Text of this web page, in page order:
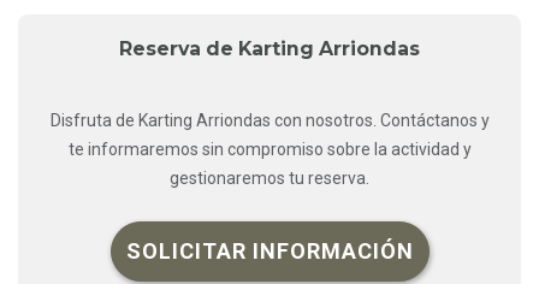
Reserva de Karting Arriondas
Disfruta de Karting Arriondas con nosotros. Contáctanos y
te informaremos sin compromiso sobre la actividad y
gestionaremos tu reserva.
SOLICITAR INFORMACIÓN